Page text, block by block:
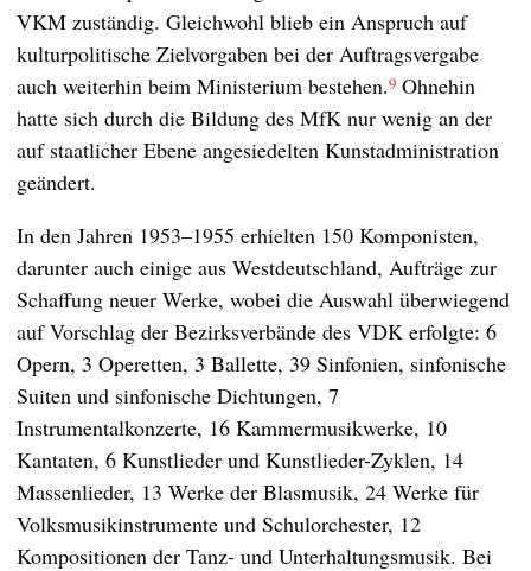
VKM zuständig. Gleichwohl blieb ein Anspruch auf
kulturpolitische Zielvorgaben bei der Auftragsvergabe
auch weiterhin beim Ministerium bestehen.9 Ohnehin
hatte sich durch die Bildung des MfK nur wenig an der
auf staatlicher Ebene angesiedelten Kunstadministration
geändert.
In den Jahren 1953–1955 erhielten 150 Komponisten,
darunter auch einige aus Westdeutschland, Aufträge zur
Schaffung neuer Werke, wobei die Auswahl überwiegend
auf Vorschlag der Bezirksverbände des VDK erfolgte: 6
Opern, 3 Operetten, 3 Ballette, 39 Sinfonien, sinfonische
Suiten und sinfonische Dichtungen, 7
Instrumentalkonzerte, 16 Kammermusikwerke, 10
Kantaten, 6 Kunstlieder und Kunstlieder-Zyklen, 14
Massenlieder, 13 Werke der Blasmusik, 24 Werke für
Volksmusikinstrumente und Schulorchester, 12
Kompositionen der Tanz- und Unterhaltungsmusik. Bei